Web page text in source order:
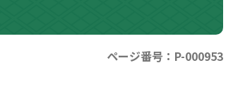
ページ番号：P-000953